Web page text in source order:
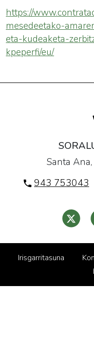
https://
mesedeetako-
eta-kudeaketa-
kpeperfi/eu/
Santa
943 753043
Irisgarritasuna